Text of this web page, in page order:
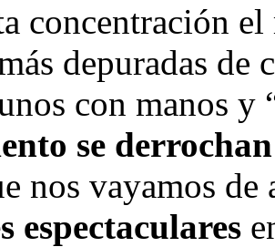
concentración
depuradas
con manos y
se
nos vayamos de
espectaculares